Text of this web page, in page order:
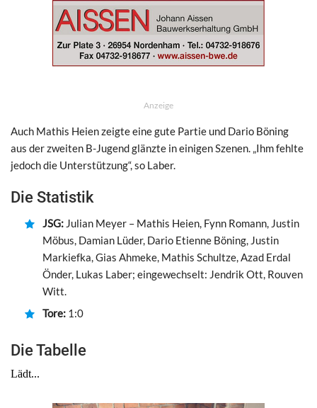
Anzeige
Auch Mathis Heien zeigte eine gute Partie und Dario Böning
aus der zweiten B-Jugend glänzte in einigen Szenen. „Ihm fehlte
jedoch die Unterstützung“, so Laber.
Die Statistik
JSG: Julian Meyer – Mathis Heien, Fynn Romann, Justin
Möbus, Damian Lüder, Dario Etienne Böning, Justin
Markiefka, Gias Ahmeke, Mathis Schultze, Azad Erdal
Önder, Lukas Laber; eingewechselt: Jendrik Ott, Rouven
Witt.
Tore: 1:0
Die Tabelle